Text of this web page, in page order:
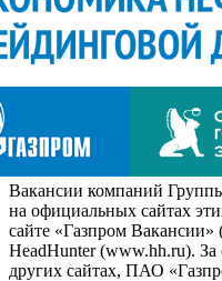
Вакансии компаний
на официальных сайтах
сайте «Газпром Вакансии»
HeadHunter (www.hh.ru).
других сайтах, ПАО